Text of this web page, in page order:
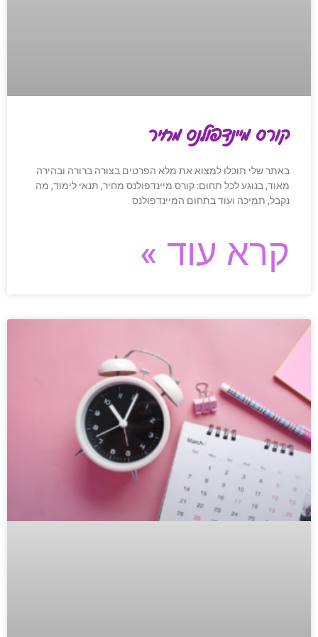
קורס מיינדפולנס מחיר
באתר שלי תוכלו למצוא את מלא הפרטים בצורה ברורה ובהירה
מאוד, בנוגע לכל תחום: קורס מיינדפולנס מחיר, תנאי לימוד, מה
נקבל, תמיכה ועוד בתחום המיינדפולנס
קרא עוד »